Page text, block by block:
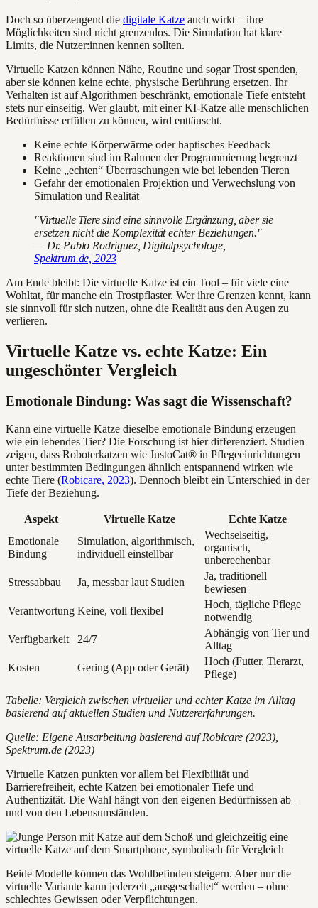
Doch so überzeugend die digitale Katze auch wirkt – ihre
Möglichkeiten sind nicht grenzenlos. Die Simulation hat klare
Limits, die Nutzer:innen kennen sollten.
Virtuelle Katzen können Nähe, Routine und sogar Trost spenden,
aber sie können keine echte, physische Berührung ersetzen. Ihr
Verhalten ist auf Algorithmen beschränkt, emotionale Tiefe entsteht
stets nur einseitig. Wer glaubt, mit einer KI-Katze alle menschlichen
Bedürfnisse erfüllen zu können, wird enttäuscht.
Keine echte Körperwärme oder haptisches Feedback
Reaktionen sind im Rahmen der Programmierung begrenzt
Keine „echten“ Überraschungen wie bei lebenden Tieren
Gefahr der emotionalen Projektion und Verwechslung von
Simulation und Realität
"Virtuelle Tiere sind eine sinnvolle Ergänzung, aber sie
ersetzen nicht die Komplexität echter Beziehungen."
— Dr. Pablo Rodriguez, Digitalpsychologe,
Spektrum.de, 2023
Am Ende bleibt: Die virtuelle Katze ist ein Tool – für viele eine
Wohltat, für manche ein Trostpflaster. Wer ihre Grenzen kennt, kann
sie sinnvoll für sich nutzen, ohne die Realität aus den Augen zu
verlieren.
Virtuelle Katze vs. echte Katze: Ein
ungeschönter Vergleich
Emotionale Bindung: Was sagt die Wissenschaft?
Kann eine virtuelle Katze dieselbe emotionale Bindung erzeugen
wie ein lebendes Tier? Die Forschung ist hier differenziert. Studien
zeigen, dass Roboterkatzen wie JustoCat® in Pflegeeinrichtungen
unter bestimmten Bedingungen ähnlich entspannend wirken wie
echte Tiere (Robicare, 2023). Dennoch bleibt ein Unterschied in der
Tiefe der Beziehung.
Aspekt Virtuelle Katze
Echte Katze
Emotionale
Bindung
Simulation, algorithmisch,
individuell einstellbar
Wechselseitig,
organisch,
unberechenbar
Stressabbau
Ja, messbar laut Studien
Ja, traditionell
bewiesen
Verantwortung Keine, voll flexibel
Hoch, tägliche Pflege
notwendig
Verfügbarkeit
24/7
Abhängig von Tier und
Alltag
Kosten
Gering (App oder Gerät)
Hoch (Futter, Tierarzt,
Pflege)
Tabelle: Vergleich zwischen virtueller und echter Katze im Alltag
basierend auf aktuellen Studien und Nutzererfahrungen.
Quelle: Eigene Ausarbeitung basierend auf Robicare (2023),
Spektrum.de (2023)
Virtuelle Katzen punkten vor allem bei Flexibilität und
Barrierefreiheit, echte Katzen bei emotionaler Tiefe und
Authentizität. Die Wahl hängt von den eigenen Bedürfnissen ab –
und von den Lebensumständen.
Beide Modelle können das Wohlbefinden steigern. Aber nur die
virtuelle Variante kann jederzeit „ausgeschaltet“ werden – ohne
schlechtes Gewissen oder Verpflichtungen.